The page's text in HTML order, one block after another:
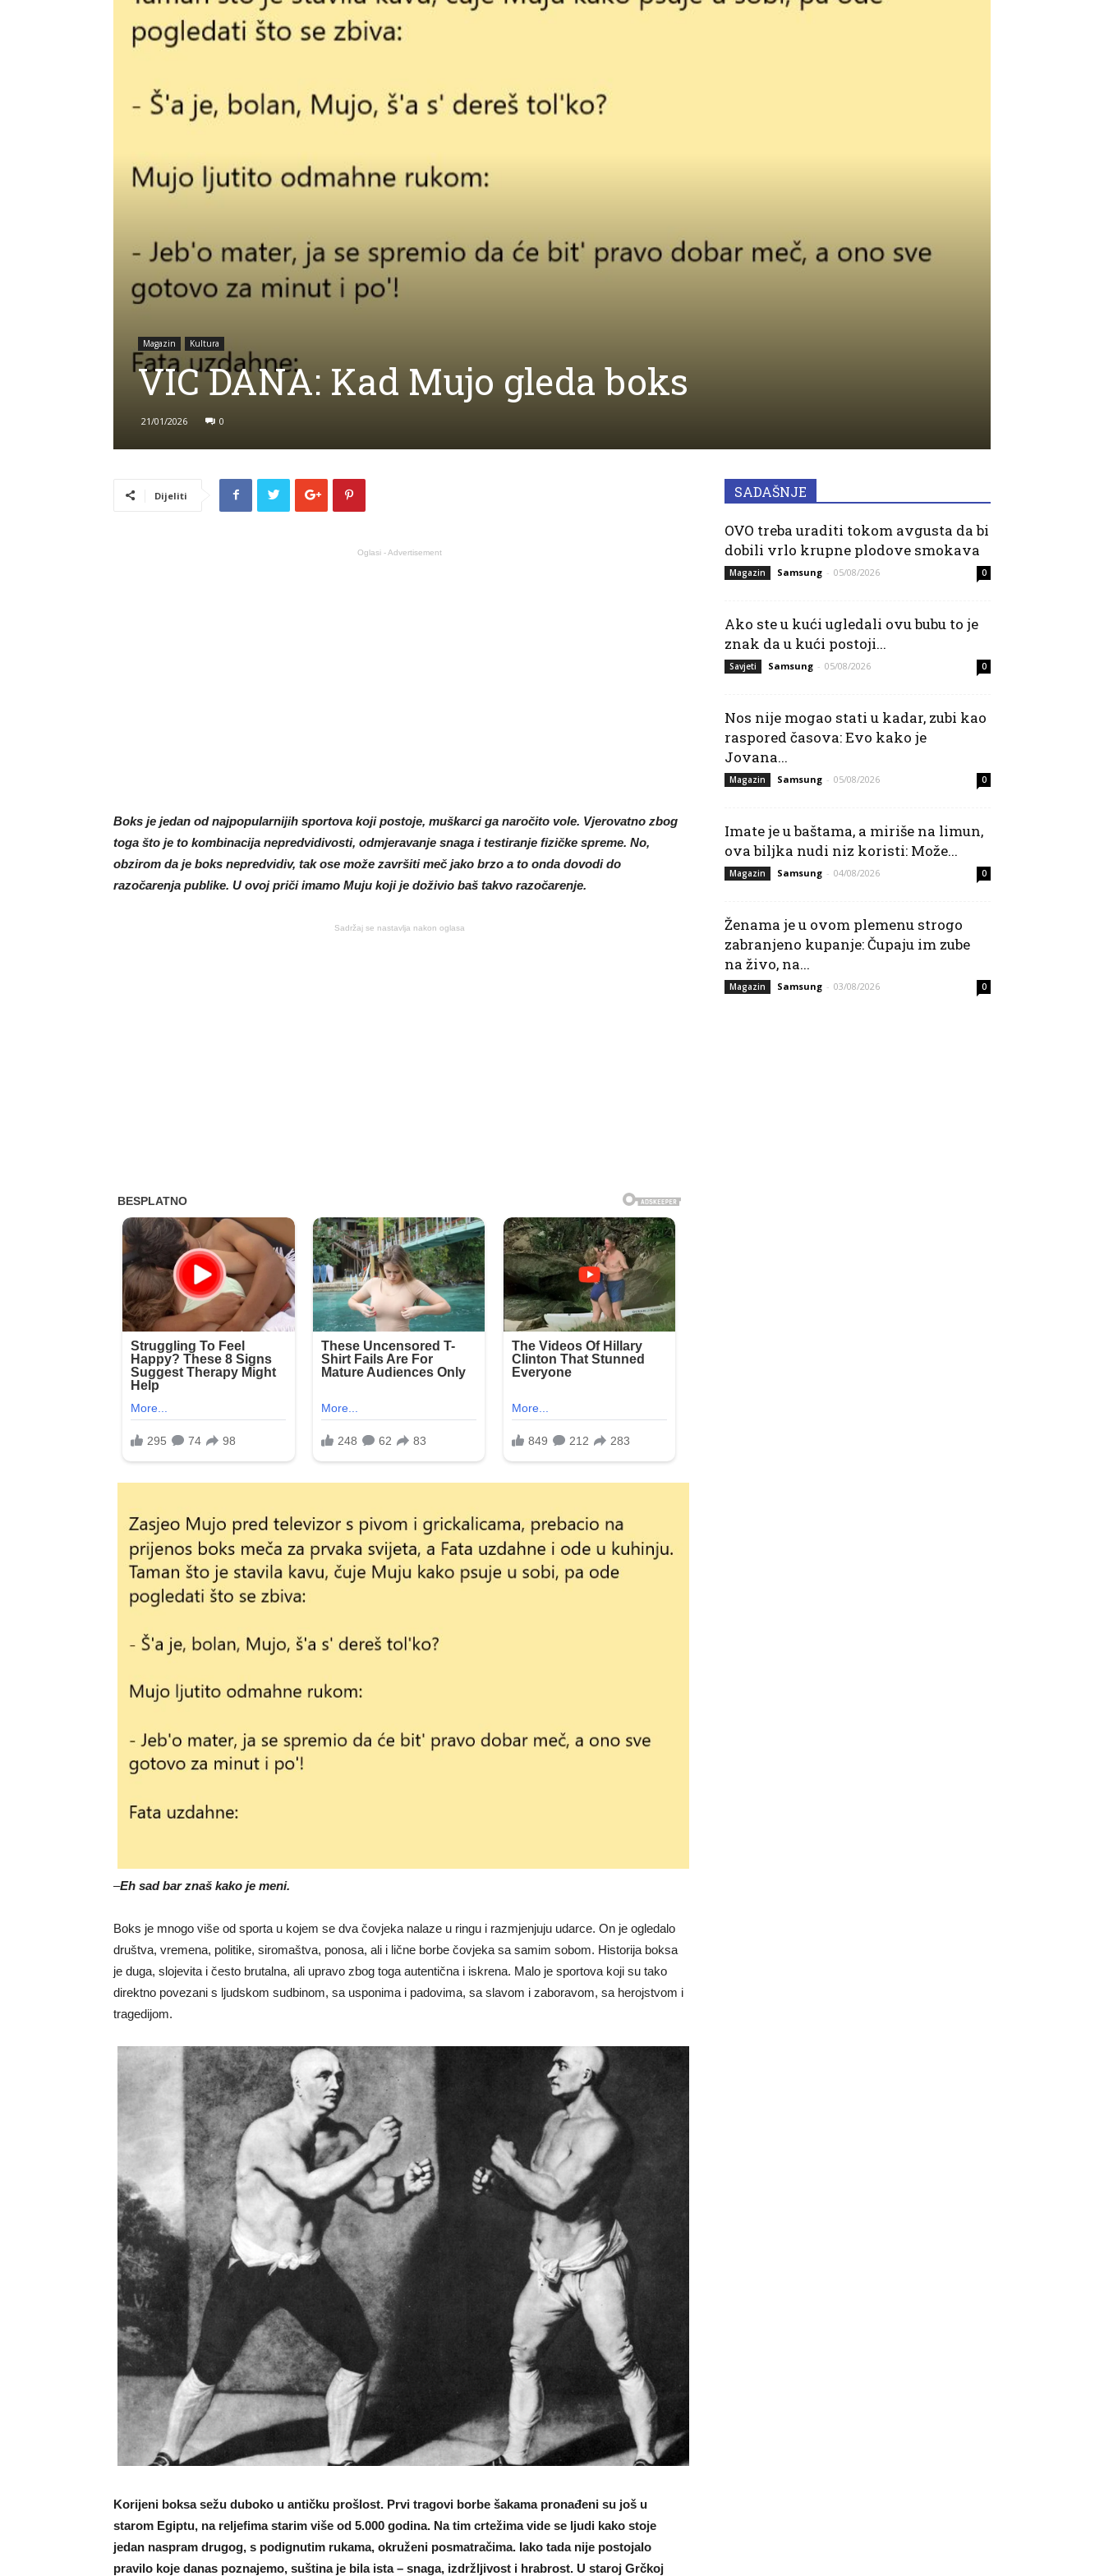
Magazin Kultura
VIC DANA: Kad Mujo gleda boks
21/01/2026 0
Dijeliti
Oglasi - Advertisement
Boks je jedan od najpopularnijih sportova koji postoje, muškarci ga naročito vole. Vjerovatno zbog
toga što je to kombinacija nepredvidivosti, odmjeravanje snaga i testiranje fizičke spreme. No,
obzirom da je boks nepredvidiv, tak ose može završiti meč jako brzo a to onda dovodi do
razočarenja publike. U ovoj priči imamo Muju koji je doživio baš takvo razočarenje.
Sadržaj se nastavlja nakon oglasa
–Eh sad bar znaš kako je meni.
Boks je mnogo više od sporta u kojem se dva čovjeka nalaze u ringu i razmjenjuju udarce. On je ogledalo
društva, vremena, politike, siromaštva, ponosa, ali i lične borbe čovjeka sa samim sobom. Historija boksa
je duga, slojevita i često brutalna, ali upravo zbog toga autentična i iskrena. Malo je sportova koji su tako
direktno povezani s ljudskom sudbinom, sa usponima i padovima, sa slavom i zaboravom, sa herojstvom i
tragedijom.
Korijeni boksa sežu duboko u antičku prošlost. Prvi tragovi borbe šakama pronađeni su još u
starom Egiptu, na reljefima starim više od 5.000 godina. Na tim crtežima vide se ljudi kako stoje
jedan naspram drugog, s podignutim rukama, okruženi posmatračima. Iako tada nije postojalo
pravilo koje danas poznajemo, suština je bila ista – snaga, izdržljivost i hrabrost. U staroj Grčkoj
SADAŠNJE
OVO treba uraditi tokom avgusta da bi
dobili vrlo krupne plodove smokava
Magazin Samsung - 05/08/2026 0
Ako ste u kući ugledali ovu bubu to je
znak da u kući postoji...
Savjeti Samsung - 05/08/2026 0
Nos nije mogao stati u kadar, zubi kao
raspored časova: Evo kako je
Jovana...
Magazin Samsung - 05/08/2026 0
Imate je u baštama, a miriše na limun,
ova biljka nudi niz koristi: Može...
Magazin Samsung - 04/08/2026 0
Ženama je u ovom plemenu strogo
zabranjeno kupanje: Čupaju im zube
na živo, na...
Magazin Samsung - 03/08/2026 0